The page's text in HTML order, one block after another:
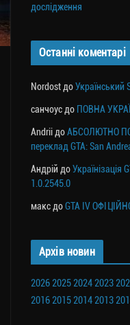
дослідження
Останні коментарі
Nordost доУкраїнський
санчоус до ПОВНА
Andrii доАБСОЛЮТНО
переклад GTA: San
Андрій доУкраїнізація
1.0.2545.0
макс доGTA IV
Архів новин
2026202520242023
2016201520142013